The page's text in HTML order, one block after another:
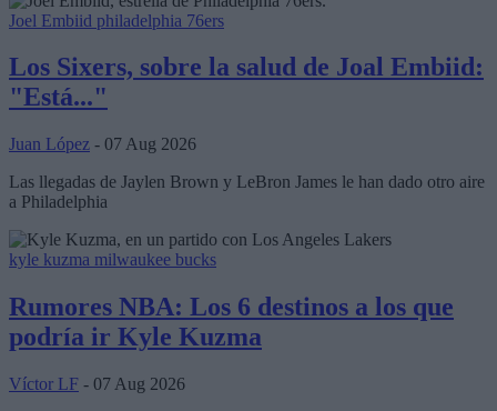
Joel Embiid philadelphia 76ers
Los Sixers, sobre la salud de Joal Embiid:
"Está..."
Juan López - 07 Aug 2026
Las llegadas de Jaylen Brown y LeBron James le han dado otro aire
a Philadelphia
kyle kuzma milwaukee bucks
Rumores NBA: Los 6 destinos a los que
podría ir Kyle Kuzma
Víctor LF - 07 Aug 2026